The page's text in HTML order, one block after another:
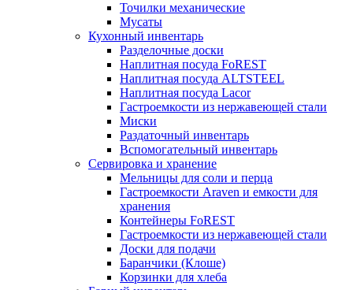
Точилки механические
Мусаты
Кухонный инвентарь
Разделочные доски
Наплитная посуда FoREST
Наплитная посуда ALTSTEEL
Наплитная посуда Lacor
Гастроемкости из нержавеющей стали
Миски
Раздаточный инвентарь
Вспомогательный инвентарь
Сервировка и хранение
Мельницы для соли и перца
Гастроемкости Araven и емкости для
хранения
Контейнеры FoREST
Гастроемкости из нержавеющей стали
Доски для подачи
Баранчики (Клоше)
Корзинки для хлеба